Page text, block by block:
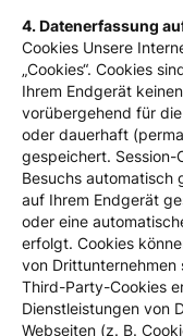
4. Datenerfassung
Cookies Unsere
„Cookies“. Cookies
Ihrem Endgerät
vorübergehend für
oder dauerhaft
gespeichert. Session-
Besuchs automatisch
auf Ihrem Endgerät
oder eine
erfolgt. Cookies
von Drittunternehmen
Third-Party-Cookies
Dienstleistungen von
Webseiten (z. B.